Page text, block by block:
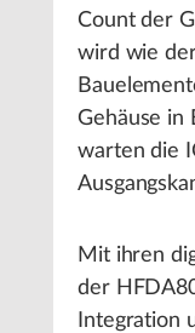
Count der
wird wie
Gehäuse in
warten die
Mit ihren
der
Integration